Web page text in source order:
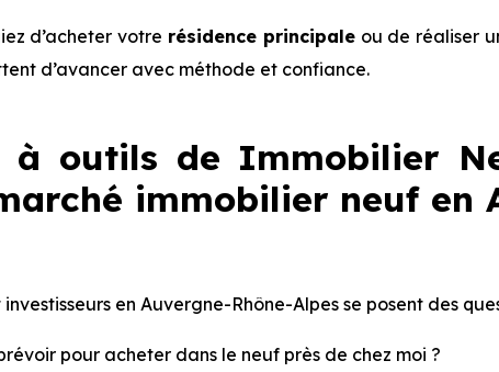
d’acheter votre résidence principaleou de réaliser
d’avancer avec méthode et confiance.
à outils de Immobilier
immobilier neuf en
en Auvergne-Rhône-Alpes se posent des
pour acheter dans le neuf près de chez moi ?